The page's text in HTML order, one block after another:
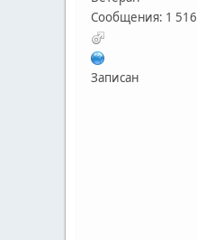
Сообщения: 1 516
Записан